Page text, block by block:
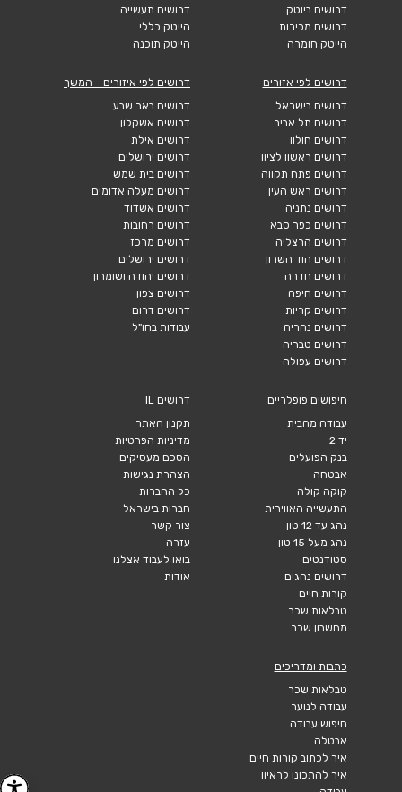
דרושים ביוטק
דרושים מכירות
הייטק חומרה
דרושים תעשייה
הייטק כללי
הייטק תוכנה
דרושים לפי אזורים
דרושים בישראל
דרושים תל אביב
דרושים חולון
דרושים ראשון לציון
דרושים פתח תקווה
דרושים ראש העין
דרושים נתניה
דרושים כפר סבא
דרושים הרצליה
דרושים הוד השרון
דרושים חדרה
דרושים חיפה
דרושים קריות
דרושים נהריה
דרושים טבריה
דרושים עפולה
דרושים לפי איזורים - המשך
דרושים באר שבע
דרושים אשקלון
דרושים אילת
דרושים ירושלים
דרושים בית שמש
דרושים מעלה אדומים
דרושים אשדוד
דרושים רחובות
דרושים מרכז
דרושים ירושלים
דרושים יהודה ושומרון
דרושים צפון
דרושים דרום
עבודות בחו"ל
חיפושים פופלריים
עבודה מהבית
יד 2
בנק הפועלים
אבטחה
קוקה קולה
התעשייה האווירית
נהג עד 12 טון
נהג מעל 15 טון
סטודנטים
דרושים נהגים
קורות חיים
טבלאות שכר
מחשבון שכר
דרושים IL
תקנון האתר
מדיניות הפרטיות
הסכם מעסיקים
הצהרת נגישות
כל החברות
חברות בישראל
צור קשר
עזרה
בואו לעבוד אצלנו
אודות
כתבות ומדריכים
טבלאות שכר
עבודה לנוער
חיפוש עבודה
אבטלה
איך לכתוב קורות חיים
איך להתכונן לראיון